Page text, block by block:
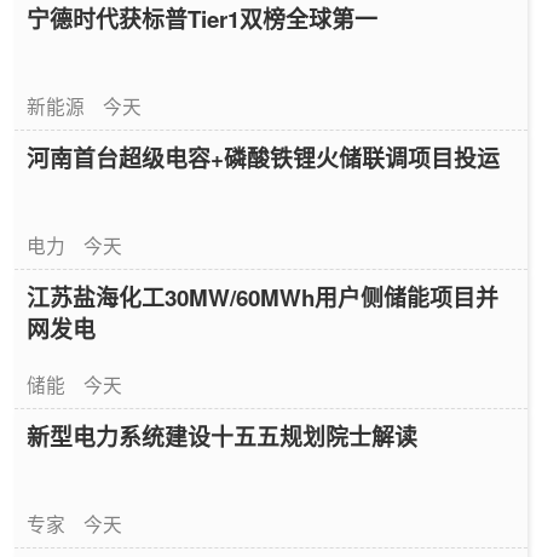
宁德时代获标普Tier1双榜全球第一
新能源 今天
河南首台超级电容+磷酸铁锂火储联调项目投运
电力 今天
江苏盐海化工30MW/60MWh用户侧储能项目并
网发电
储能 今天
新型电力系统建设十五五规划院士解读
专家 今天